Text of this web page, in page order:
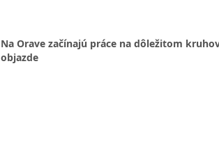
Na Orave začínajú práce na dôležitom
objazde